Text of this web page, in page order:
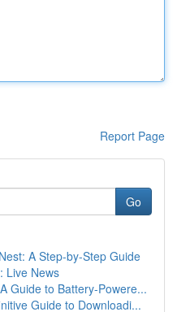
Report Page
Go
A Step-by-Step Guide
Live News
Guide to Battery-Powere...
Guide to Downloadi...